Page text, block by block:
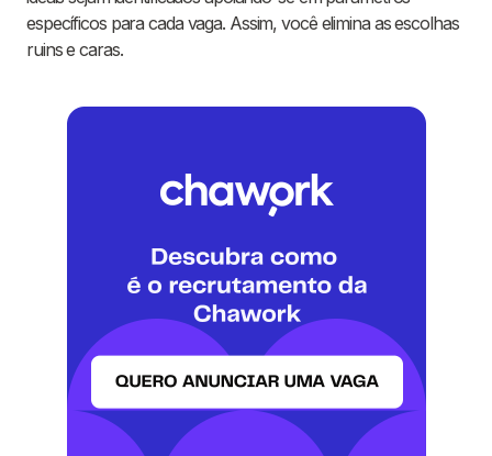
específicos para cada vaga. Assim, você elimina as escolhas
ruins e caras.